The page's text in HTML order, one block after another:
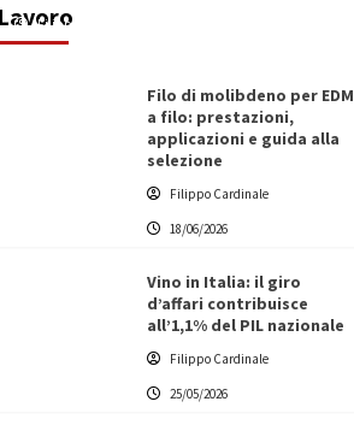
LavoroFilippo Cardinale
Filo di molibdeno per EDM
a filo: prestazioni,
applicazioni e guida alla
selezione
Filippo Cardinale
18/06/2026
Vino in Italia: il giro
d’affari contribuisce
all’1,1% del PIL nazionale
Filippo Cardinale
25/05/2026